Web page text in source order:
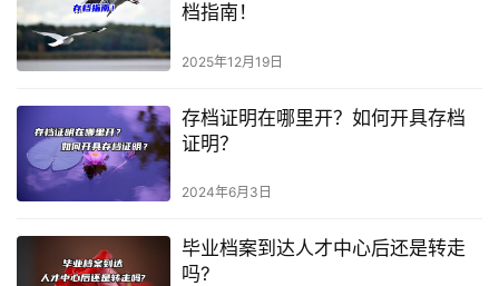
档指南！
2025年12月19日
存档证明在哪里开？如何开具存档
证明？
2024年6月3日
毕业档案到达人才中心后还是转走
吗?